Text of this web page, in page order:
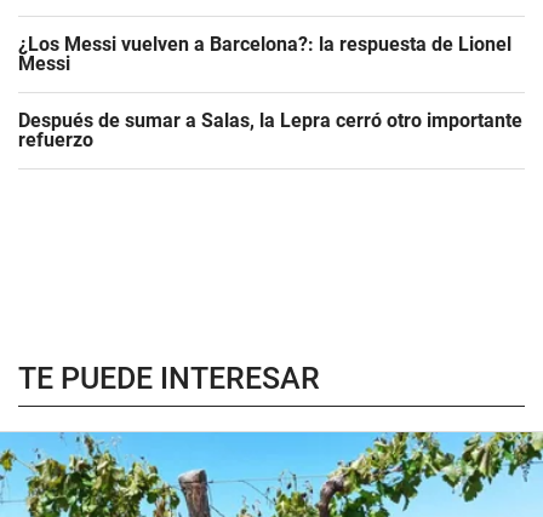
¿Los Messi vuelven a Barcelona?: la respuesta de Lionel
Messi
Después de sumar a Salas, la Lepra cerró otro importante
refuerzo
TE PUEDE INTERESAR